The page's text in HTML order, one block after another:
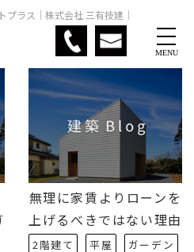
ラス｜株式会社 三有技建｜
MENU
無理に家賃よりローンを
上げるべきではない理由
2階建て 平屋
ガーデン